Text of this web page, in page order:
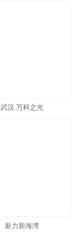
武汉.万科之光
新力新海湾